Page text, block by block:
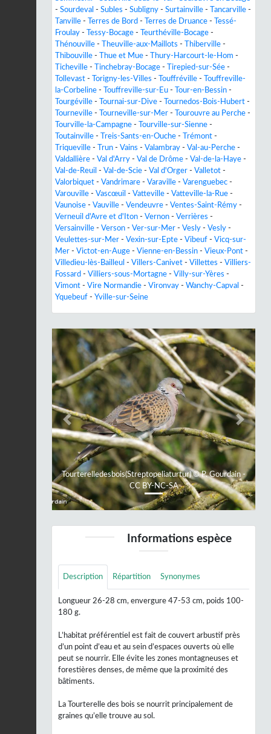
- Sourdeval - Subles - Subligny - Surtainville - Tancarville -
Tanville - Terres de Bord - Terres de Druance -
Tessé-
Froulay - Tessy-Bocage - Teurthéville-Bocage -
Thénouville - Theuville-aux-Maillots - Thiberville -
Thibouville - Thue et Mue - Thury-Harcourt-le-Hom -
Ticheville - Tinchebray-Bocage - Tirepied-sur-Sée -
Tollevast - Torigny-les-Villes - Touffréville -
Touffreville-
la-Corbeline - Touffreville-sur-Eu - Tour-en-Bessin -
Tourgéville - Tournai-sur-Dive - Tournedos-Bois-Hubert -
Tourneville - Tourneville-sur-Mer - Tourouvre au Perche -
Tourville-la-Campagne - Tourville-sur-Sienne -
Toutainville - Treis-Sants-en-Ouche - Trémont -
Triqueville - Trun - Vains - Valambray - Val-au-Perche -
Valdallière - Val d'Arry - Val de Drôme - Val-de-la-Haye -
Val-de-Reuil - Val-de-Scie - Val d'Orger - Valletot -
Valorbiquet - Vandrimare - Varaville - Varenguebec -
Varouville - Vascœuil - Vatteville - Vatteville-la-Rue -
Vaunoise - Vauville - Vendeuvre - Ventes-Saint-Rémy -
Verneuil d'Avre et d'Iton - Vernon - Verrières -
Versainville - Verson - Ver-sur-Mer - Vesly - Vesly -
Veulettes-sur-Mer - Vexin-sur-Epte - Vibeuf - Vicq-sur-
Mer - Victot-en-Auge - Vienne-en-Bessin - Vieux-Pont -
Villedieu-lès-Bailleul - Villers-Canivet - Villettes - Villiers-
Fossard - Villiers-sous-Mortagne - Villy-sur-Yères -
Vimont - Vire Normandie - Vironvay - Wanchy-Capval -
Yquebeuf - Yville-sur-Seine
Tourterelledesbois(Streptopeliaturtur) © P. Gourdain -
CC BY-NC-SA
Previous Next
Informations espèce
Description Répartition Synonymes
Longueur 26-28 cm, envergure 47-53 cm, poids 100-
180 g.
L’habitat préférentiel est fait de couvert arbustif près
d’un point d’eau et au sein d’espaces ouverts où elle
peut se nourrir. Elle évite les zones montagneuses et
forestières denses, de même que la proximité des
bâtiments.
La Tourterelle des bois se nourrit principalement de
graines qu’elle trouve au sol.